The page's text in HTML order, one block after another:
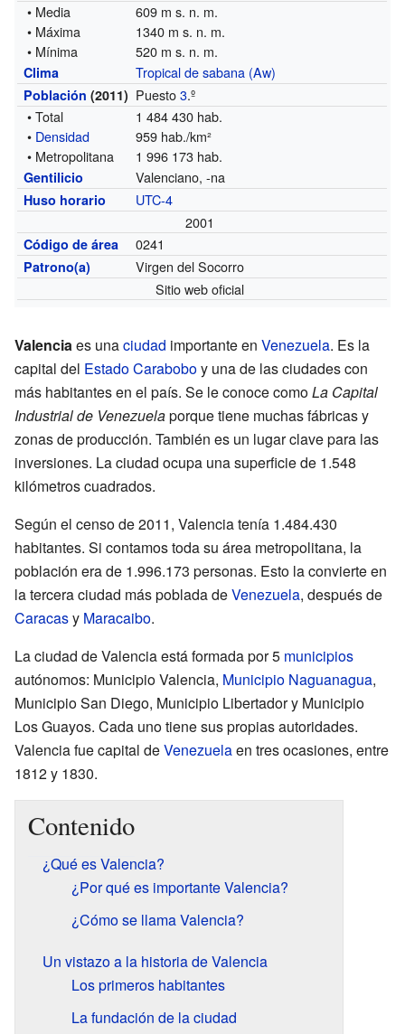
• Media
609 m s. n. m.
• Máxima
1340 m s. n. m.
• Mínima
520 m s. n. m.
Clima Tropical de sabana (Aw)
Población (2011) Puesto3.º
• Total
1 484 430 hab.
• Densidad
959 hab./km²
• Metropolitana
1 996 173 hab.
Gentilicio Valenciano, -na
Huso horario
UTC-4
2001
Código de área 0241
Patrono(a)
Virgen del Socorro
Sitio web oficial
Valenciaes unaciudad importante en Venezuela. Es la
capital del Estado Caraboboy una de las ciudades con
más habitantes en el país. Se le conoce comoLa Capital
Industrial de Venezuelaporque tiene muchas fábricas y
zonas de producción. También es un lugar clave para las
inversiones. La ciudad ocupa una superficie de 1.548
kilómetros cuadrados.
Según el censo de 2011, Valencia tenía 1.484.430
habitantes. Si contamos toda su área metropolitana, la
población era de 1.996.173 personas. Esto la convierte en
la tercera ciudad más poblada deVenezuela, después de
Caracasy Maracaibo.
La ciudad de Valencia está formada por 5 municipios
autónomos: Municipio Valencia, Municipio Naguanagua,
Municipio San Diego, Municipio Libertador y Municipio
Los Guayos. Cada uno tiene sus propias autoridades.
Valencia fue capital deVenezuelaen tres ocasiones, entre
1812 y 1830.
Contenido
¿Qué es Valencia?
¿Por qué es importante Valencia?
¿Cómo se llama Valencia?
Un vistazo a la historia de Valencia
Los primeros habitantes
La fundación de la ciudad